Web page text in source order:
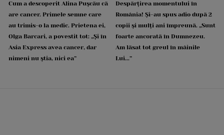
Cum a descoperit Alina Pușcău că
are cancer. Primele semne care
au trimis-o la medic. Prietena ei,
Olga Barcari, a povestit tot: „Și în
Asia Express avea cancer, dar
nimeni nu știa, nici ea”
Despărțirea momentului în
România! Și-au spus adio după 2
copii și mulți ani împreună. „Sunt
foarte ancorată în Dumnezeu.
Am lăsat tot greul în mâinile
Lui...”